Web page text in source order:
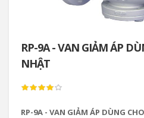
RP-9A - VAN GIẢM ÁP
NHẬT
RP-9A - VAN GIẢM ÁP DÙNG